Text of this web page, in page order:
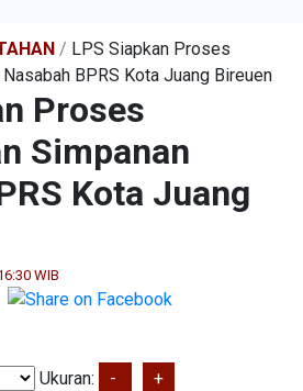
/ LPS Siapkan Proses
BPRS Kota Juang Bireuen
Proses
Simpanan
Kota Juang
WIB
Ukuran: - +